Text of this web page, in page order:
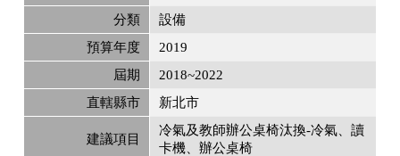
分類
設備
預算年度
2019
屆期
2018~2022
直轄縣市
新北市
建議項目
冷氣及教師辦公桌椅汰換-冷氣、讀
卡機、辦公桌椅